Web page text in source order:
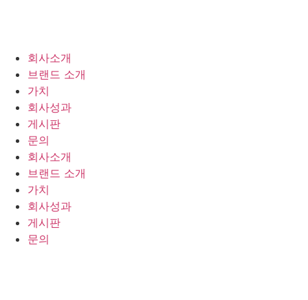
회사소개
브랜드 소개
가치
회사성과
게시판
문의
회사소개
브랜드 소개
가치
회사성과
게시판
문의